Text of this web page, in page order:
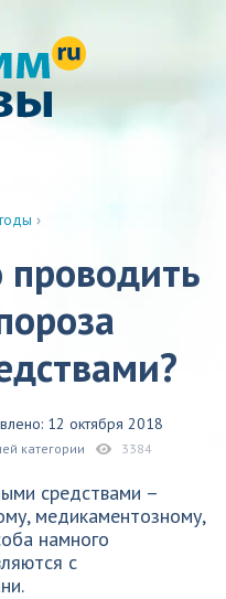
›
12 октября 2018
категории 3384
средствами –
медикаментозному,
намного
с